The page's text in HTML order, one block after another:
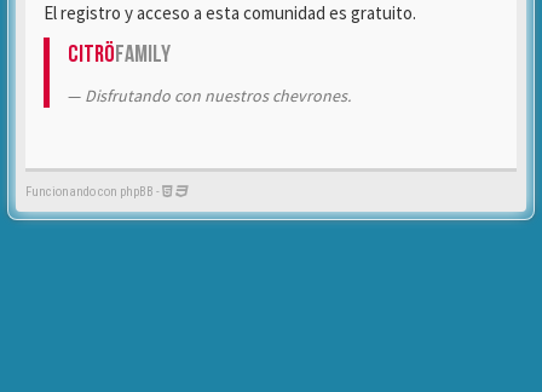
El registro y acceso a esta comunidad es gratuito.
CitröFamily
Disfrutando con nuestros chevrones.
Funcionando con phpBB -